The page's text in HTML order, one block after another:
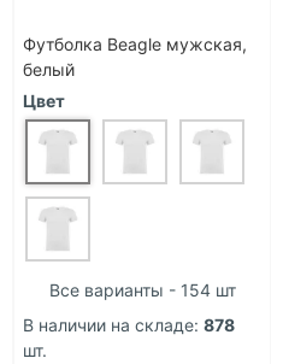
Футболка Beagle мужская,
белый
Цвет
Все варианты - 154 шт
В наличии на складе: 878
шт.